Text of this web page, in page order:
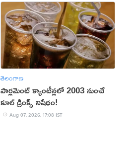
తెలంగాణ
పార్లమెంట్ క్యాంటీన్లలో 2003 నుంచే
కూల్ డ్రింక్స్ నిషేధం!
Aug 07, 2026, 17:08 IST